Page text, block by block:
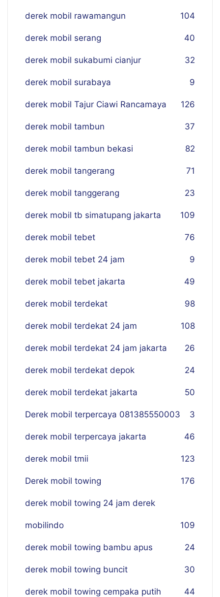
derek mobil rawamangun 104
derek mobil serang 40
derek mobil sukabumi cianjur 32
derek mobil surabaya 9
derek mobil Tajur Ciawi Rancamaya 126
derek mobil tambun 37
derek mobil tambun bekasi 82
derek mobil tangerang 71
derek mobil tanggerang 23
derek mobil tb simatupang jakarta 109
derek mobil tebet 76
derek mobil tebet 24 jam 9
derek mobil tebet jakarta 49
derek mobil terdekat 98
derek mobil terdekat 24 jam 108
derek mobil terdekat 24 jam jakarta 26
derek mobil terdekat depok 24
derek mobil terdekat jakarta 50
Derek mobil terpercaya 081385550003 3
derek mobil terpercaya jakarta 46
derek mobil tmii 123
Derek mobil towing 176
derek mobil towing 24 jam derek
mobilindo 109
derek mobil towing bambu apus 24
derek mobil towing buncit 30
derek mobil towing cempaka putih 44